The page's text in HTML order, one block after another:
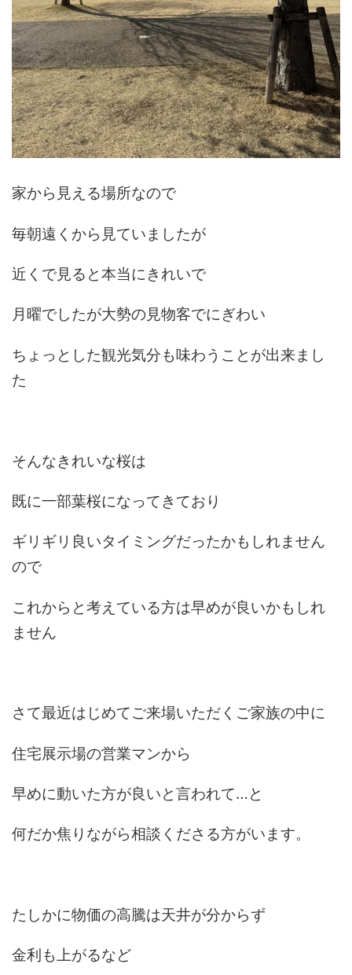
家から見える場所なので
毎朝遠くから見ていましたが
近くで見ると本当にきれいで
月曜でしたが大勢の見物客でにぎわい
ちょっとした観光気分も味わうことが出来まし
た
そんなきれいな桜は
既に一部葉桜になってきており
ギリギリ良いタイミングだったかもしれません
ので
これからと考えている方は早めが良いかもしれ
ません
さて最近はじめてご来場いただくご家族の中に
住宅展示場の営業マンから
早めに動いた方が良いと言われて…と
何だか焦りながら相談くださる方がいます。
たしかに物価の高騰は天井が分からず
金利も上がるなど